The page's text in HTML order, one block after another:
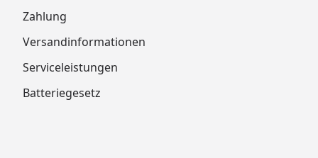
Zahlung
Versandinformationen
Serviceleistungen
Batteriegesetz